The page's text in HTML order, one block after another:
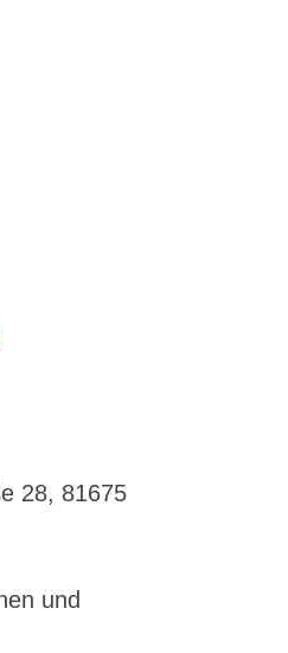
28, 81675
und